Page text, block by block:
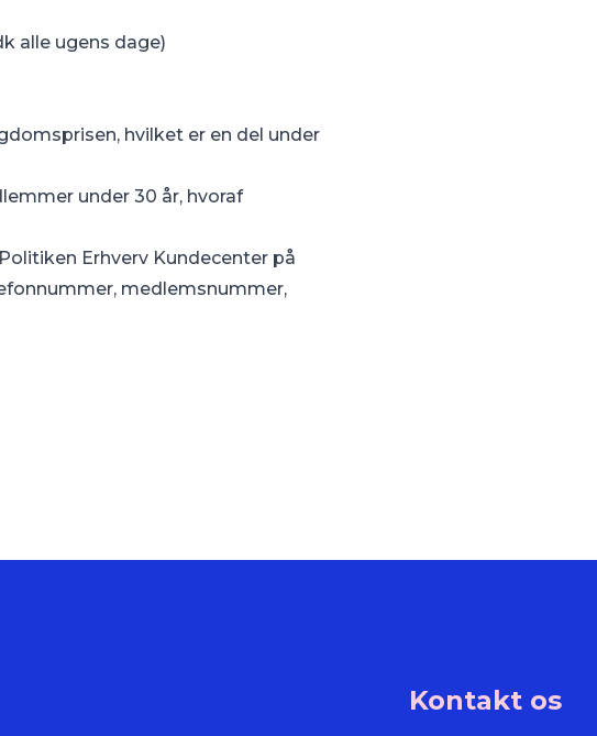
alle ugens dage)
hvilket er en del under
under 30 år, hvoraf
Erhverv Kundecenter på
medlemsnummer,
Kontakt os